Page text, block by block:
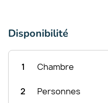
Disponibilité
1 Chambre
2 Personnes